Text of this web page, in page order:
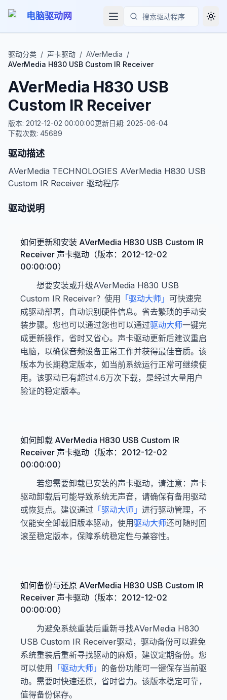
电脑驱动网
搜索
驱动分类 / 声卡驱动 / AVerMedia /
AVerMedia H830 USB Custom IR Receiver
AVerMedia H830 USB
Custom IR Receiver
版本: 2012-12-02 00:00:00更新日期: 2025-06-04
下载次数: 45689
驱动描述
AVerMedia TECHNOLOGIES AVerMedia H830 USB
Custom IR Receiver 驱动程序
驱动说明
如何更新和安装 AVerMedia H830 USB Custom IR
Receiver 声卡驱动（版本：2012-12-02
00:00:00）
想要安装或升级AVerMedia H830 USB
Custom IR Receiver？使用
「驱动大师」 可快速完
成驱动部署，自动识别硬件信息。省去繁琐的手动安
装步骤。您也可以通过您也可以通过驱动大师一键完
成更新操作，省时又省心。声卡驱动更新后建议重启
电脑，以确保音频设备正常工作并获得最佳音质。该
版本为长期稳定版本，如当前系统运行正常可继续使
用。该驱动已有超过4.6万次下载，是经过大量用户
验证的稳定版本。
如何卸载 AVerMedia H830 USB Custom IR
Receiver 声卡驱动（版本：2012-12-02
00:00:00）
若您需要卸载已安装的声卡驱动，请注意：声卡
驱动卸载后可能导致系统无声音，请确保有备用驱动
或恢复点。建议通过 「驱动大师」 进行驱动管理，不
仅能安全卸载旧版本驱动，使用驱动大师还可随时回
滚至稳定版本，保障系统稳定性与兼容性。
如何备份与还原 AVerMedia H830 USB Custom IR
Receiver 声卡驱动（版本：2012-12-02
00:00:00）
为避免系统重装后重新寻找AVerMedia H830
USB Custom IR Receiver驱动，驱动备份可以避免
系统重装后重新寻找驱动的麻烦，建议定期备份。您
可以使用
「驱动大师」 的备份功能可一键保存当前驱
动。需要时快速还原，省时省力。该版本稳定可靠，
值得备份保存。